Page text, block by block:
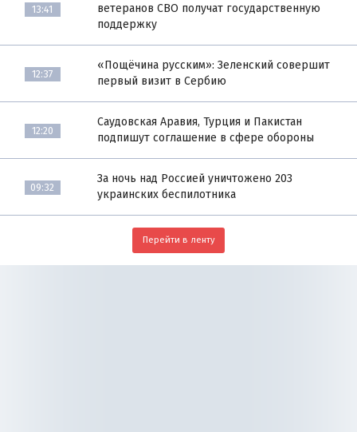
13:41
ветеранов СВО получат государственную
поддержку
12:37
«Пощёчина русским»: Зеленский совершит
первый визит в Сербию
12:20
Саудовская Аравия, Турция и Пакистан
подпишут соглашение в сфере обороны
09:32
За ночь над Россией уничтожено 203
украинских беспилотника
Перейти в ленту